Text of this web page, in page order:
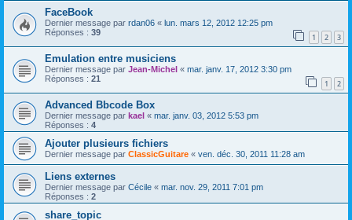
FaceBook
Dernier message par rdan06 « lun. mars 12, 2012 12:25 pm
Réponses : 39 1 2 3
Emulation entre musiciens
Dernier message par Jean-Michel « mar. janv. 17, 2012 3:30 pm
Réponses : 21 1 2
Advanced Bbcode Box
Dernier message par kael « mar. janv. 03, 2012 5:53 pm
Réponses : 4
Ajouter plusieurs fichiers
Dernier message par ClassicGuitare « ven. déc. 30, 2011 11:28 am
Liens externes
Dernier message par Cécile « mar. nov. 29, 2011 7:01 pm
Réponses : 2
share_topic